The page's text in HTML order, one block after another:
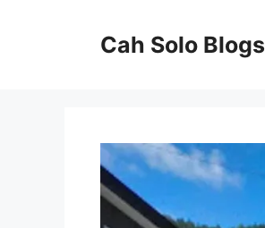
Cah Solo Blogs